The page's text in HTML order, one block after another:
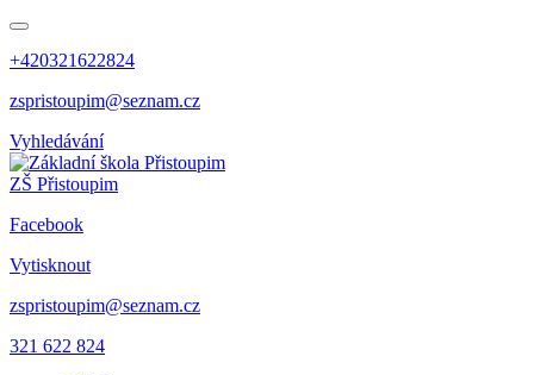
+420321622824
zspristoupim@seznam.cz
Vyhledávání
ZŠ Přistoupim
Facebook
Vytisknout
zspristoupim@seznam.cz
321 622 824